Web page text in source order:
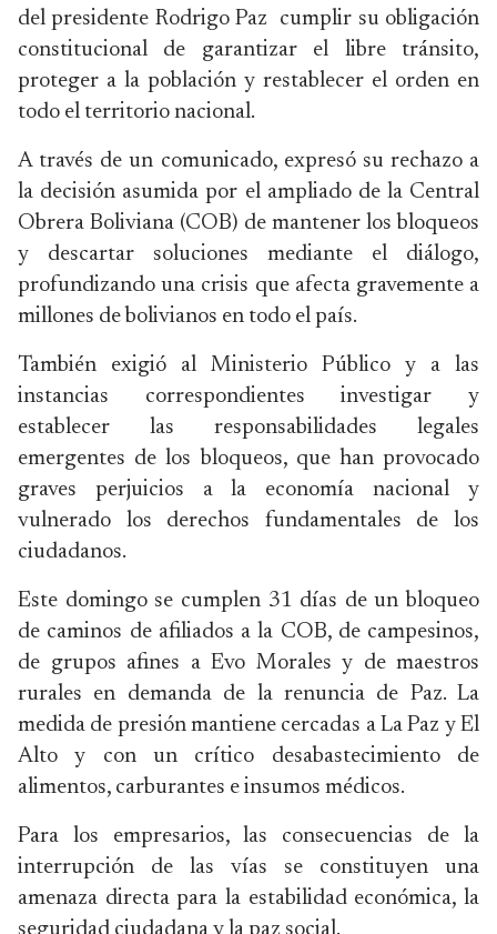
del presidente Rodrigo Paz cumplir su obligación
constitucional de garantizar el libre tránsito,
proteger a la población y restablecer el orden en
todo el territorio nacional.
A través de un comunicado, expresó su rechazo a
la decisión asumida por el ampliado de la Central
Obrera Boliviana (COB) de mantener los bloqueos
y descartar soluciones mediante el diálogo,
profundizando una crisis que afecta gravemente a
millones de bolivianos en todo el país.
También exigió al Ministerio Público y a las
instancias correspondientes investigar y
establecer las responsabilidades legales
emergentes de los bloqueos, que han provocado
graves perjuicios a la economía nacional y
vulnerado los derechos fundamentales de los
ciudadanos.
Este domingo se cumplen 31 días de un bloqueo
de caminos de afiliados a la COB, de campesinos,
de grupos afines a Evo Morales y de maestros
rurales en demanda de la renuncia de Paz. La
medida de presión mantiene cercadas a La Paz y El
Alto y con un crítico desabastecimiento de
alimentos, carburantes e insumos médicos.
Para los empresarios, las consecuencias de la
interrupción de las vías se constituyen una
amenaza directa para la estabilidad económica, la
seguridad ciudadana y la paz social.